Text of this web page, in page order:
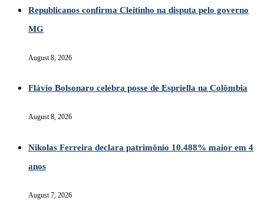
Republicanos confirma Cleitinho na disputa pelo governo
MG
August 8, 2026
Flávio Bolsonaro celebra posse de Espriella na Colômbia
August 8, 2026
Nikolas Ferreira declara patrimônio 10.488% maior em 4
anos
August 7, 2026